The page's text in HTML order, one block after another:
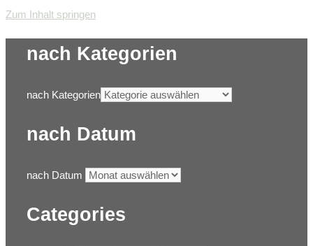
Zum Inhalt springen
nach Kategorien
nach Kategorien
nach Datum
nach Datum
Categories